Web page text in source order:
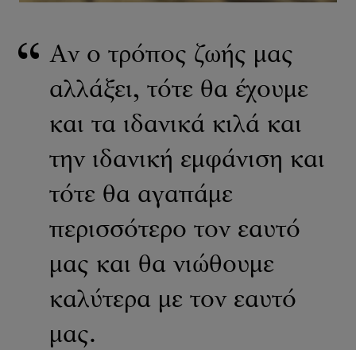
Αν ο τρόπος ζωής μας
αλλάξει, τότε θα έχουμε
και τα ιδανικά κιλά και
την ιδανική εμφάνιση και
τότε θα αγαπάμε
περισσότερο τον εαυτό
μας και θα νιώθουμε
καλύτερα με τον εαυτό
μας.